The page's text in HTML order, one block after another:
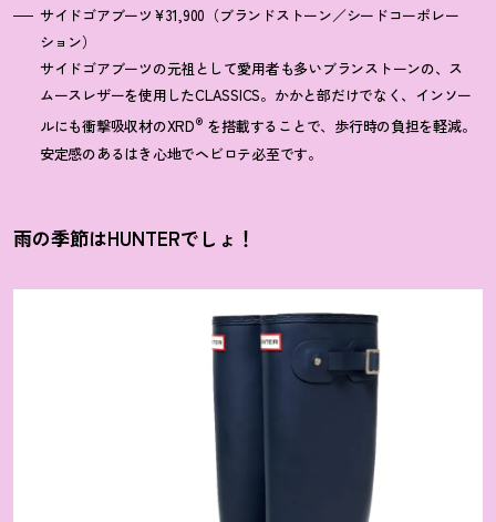
サイドゴアブーツ¥31,900（ブランドストーン／シードコーポレー
ション）
サイドゴアブーツの元祖として愛用者も多いブランストーンの、ス
ムースレザーを使用したCLASSICS。かかと部だけでなく、インソー
ルにも衝撃吸収材のXRD® を搭載することで、歩行時の負担を軽減。
安定感のあるはき心地でヘビロテ必至です。
雨の季節はHUNTERでしょ ！